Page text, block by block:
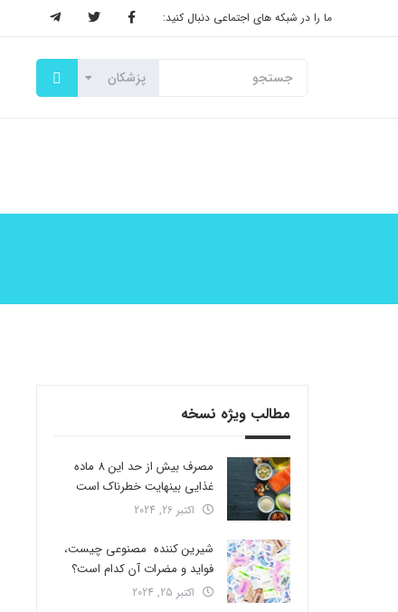
ما را در شبکه های اجتماعی دنبال کنید:
مطالب ویژه نسخه
مصرف بیش از حد این 8 ماده
غذایی بینهایت خطرناک است
اکتبر 26, 2024
شیرین کننده مصنوعی چیست،
فواید و مضرات آن کدام است؟
اکتبر 25, 2024